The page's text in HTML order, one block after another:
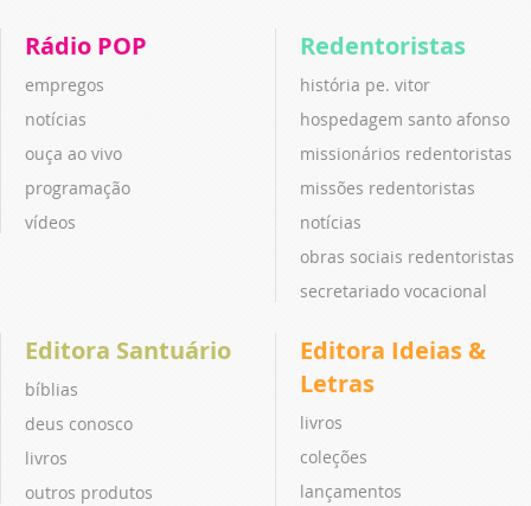
Rádio POP
empregos
notícias
ouça ao vivo
programação
vídeos
Redentoristas
história pe. vitor
hospedagem santo afonso
missionários redentoristas
missões redentoristas
notícias
obras sociais redentoristas
secretariado vocacional
Editora Santuário
bíblias
deus conosco
livros
outros produtos
Editora Ideias &
Letras
livros
coleções
lançamentos